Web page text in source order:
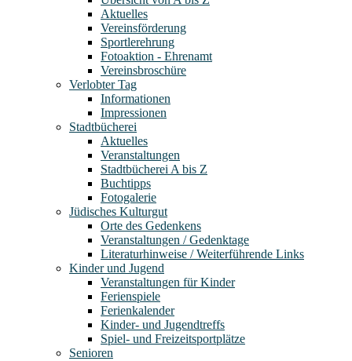
Aktuelles
Vereinsförderung
Sportlerehrung
Fotoaktion - Ehrenamt
Vereinsbroschüre
Verlobter Tag
Informationen
Impressionen
Stadtbücherei
Aktuelles
Veranstaltungen
Stadtbücherei A bis Z
Buchtipps
Fotogalerie
Jüdisches Kulturgut
Orte des Gedenkens
Veranstaltungen / Gedenktage
Literaturhinweise / Weiterführende Links
Kinder und Jugend
Veranstaltungen für Kinder
Ferienspiele
Ferienkalender
Kinder- und Jugendtreffs
Spiel- und Freizeitsportplätze
Senioren